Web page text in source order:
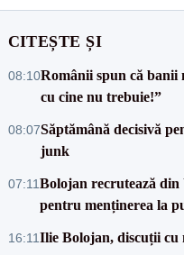
CITEȘTE ȘI
08:10Românii spun că banii
cu cine nu trebuie!”
08:07Săptămână decisivă
junk
07:11Bolojan recrutează din
pentru menținerea la
16:11Ilie Bolojan, discuții cu